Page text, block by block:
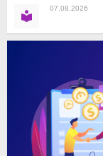
07.08.2026